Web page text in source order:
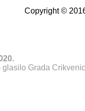
Copyright ©
glasilo Grada